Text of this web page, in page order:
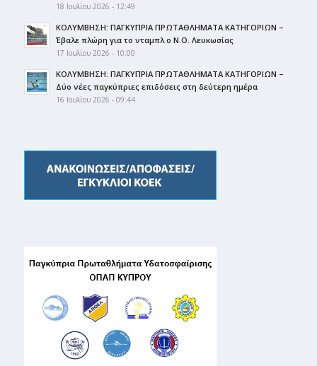
18 Ιουλίου 2026 - 12:49
ΚΟΛΥΜΒΗΣΗ: ΠΑΓΚΥΠΡΙΑ ΠΡΩΤΑΘΛΗΜΑΤΑ ΚΑΤΗΓΟΡΙΩΝ –
Έβαλε πλώρη για το νταμπλ ο Ν.Ο. Λευκωσίας
17 Ιουλίου 2026 - 10:00
ΚΟΛΥΜΒΗΣΗ: ΠΑΓΚΥΠΡΙΑ ΠΡΩΤΑΘΛΗΜΑΤΑ ΚΑΤΗΓΟΡΙΩΝ –
Δύο νέες παγκύπριες επιδόσεις στη δεύτερη ημέρα
16 Ιουλίου 2026 - 09:44